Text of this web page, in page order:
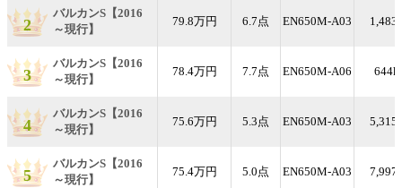
2
バルカンS【2016
～現行】
79.8万円 6.7点 EN650M-A03
3
バルカンS【2016
～現行】
78.4万円 7.7点 EN650M-A06
4
バルカンS【2016
～現行】
75.6万円 5.3点 EN650M-A03
5
バルカンS【2016
～現行】
75.4万円 5.0点 EN650M-A03